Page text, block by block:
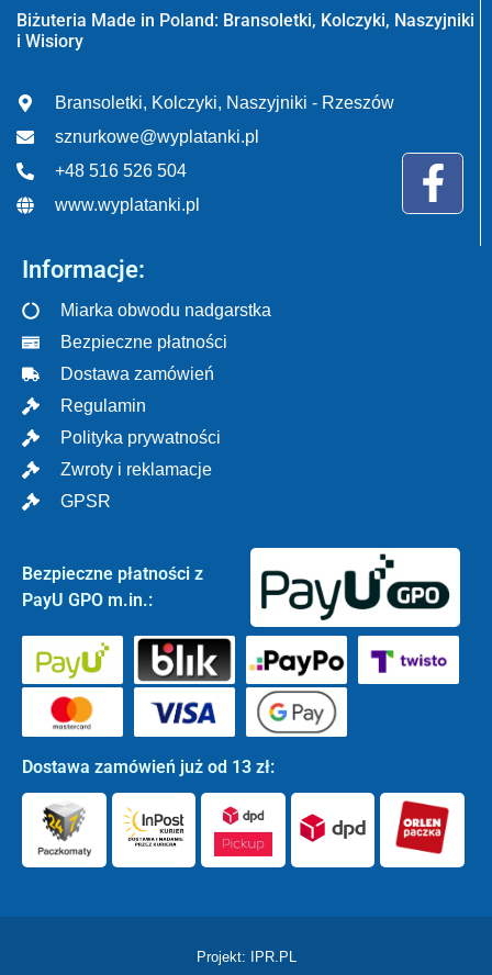
Biżuteria Made in Poland: Bransoletki, Kolczyki, Naszyjniki
i Wisiory
Bransoletki, Kolczyki, Naszyjniki - Rzeszów
sznurkowe@wyplatanki.pl
+48 516 526 504
www.wyplatanki.pl
Informacje:
Miarka obwodu nadgarstka
Bezpieczne płatności
Dostawa zamówień
Regulamin
Polityka prywatności
Zwroty i reklamacje
GPSR
Bezpieczne płatności z
PayU GPO m.in.:
Dostawa zamówień już od 13 zł:
Projekt: IPR.PL